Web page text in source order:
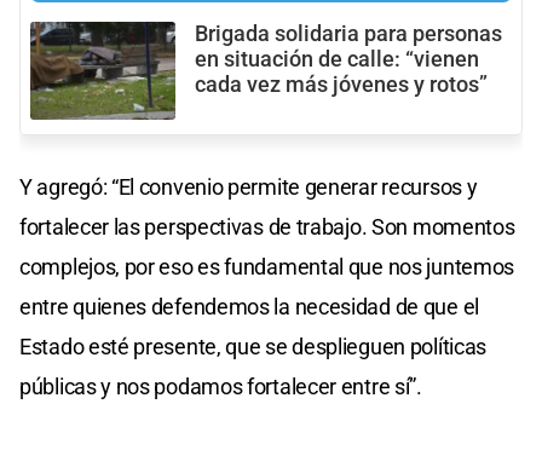
Brigada solidaria para personas
en situación de calle: “vienen
cada vez más jóvenes y rotos”
Y agregó: “El convenio permite generar recursos y
fortalecer las perspectivas de trabajo. Son momentos
complejos, por eso es fundamental que nos juntemos
entre quienes defendemos la necesidad de que el
Estado esté presente, que se desplieguen políticas
públicas y nos podamos fortalecer entre sí”.